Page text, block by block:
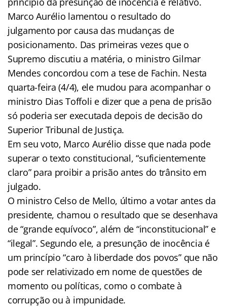
Marco Aurélio lamentou o resultado do
julgamento por causa das mudanças de
posicionamento. Das primeiras vezes que o
Supremo discutiu a matéria, o ministro Gilmar
Mendes concordou com a tese de Fachin. Nesta
quarta-feira (4/4), ele mudou para acompanhar o
ministro Dias Toffoli e dizer que a pena de prisão
só poderia ser executada depois de decisão do
Superior Tribunal de Justiça.
Em seu voto, Marco Aurélio disse que nada pode
superar o texto constitucional, “suficientemente
claro” para proibir a prisão antes do trânsito em
julgado.
O ministro Celso de Mello, último a votar antes da
presidente, chamou o resultado que se desenhava
de “grande equívoco”, além de “inconstitucional” e
“ilegal”. Segundo ele, a presunção de inocência é
um princípio “caro à liberdade dos povos” que não
pode ser relativizado em nome de questões de
momento ou políticas, como o combate à
corrupção ou à impunidade.